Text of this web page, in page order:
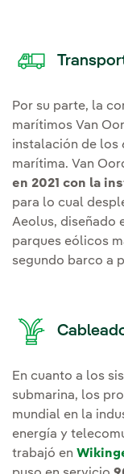
Por su parte, la
marítimos Van
instalación de los
marítima. Van
en 2021 con la
para lo cual
Aeolus, diseñado
parques eólicos
segundo barco a
En cuanto a los
submarina, los
mundial en la
energía y
trabajó en